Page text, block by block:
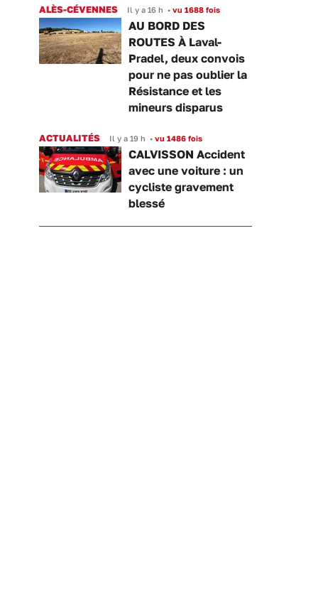
ALÈS-CÉVENNES Il y a 16 h • vu 1688 fois
AU BORD DES
ROUTES À Laval-
Pradel, deux convois
pour ne pas oublier la
Résistance et les
mineurs disparus
ACTUALITÉS Il y a 19 h • vu 1486 fois
CALVISSON Accident
avec une voiture : un
cycliste gravement
blessé